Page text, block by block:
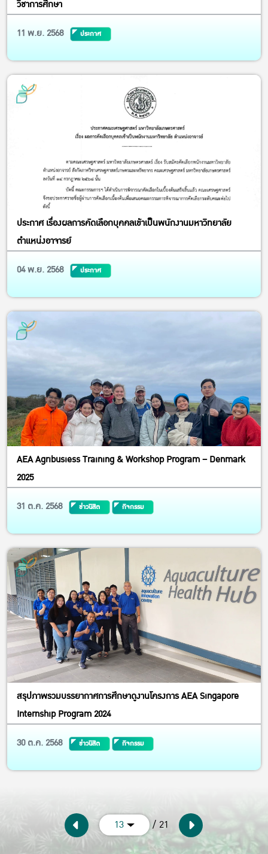
วิชาการศึกษา
11 พ.ย. 2568
ประกาศ
ประกาศ เรื่องผลการคัดเลือกบุคคลเข้าเป็นพนักงานมหาวิทยาลัย
ตำแหน่งอาจารย์
04 พ.ย. 2568
ประกาศ
AEA Agribusiess Training & Workshop Program – Denmark
2025
31 ต.ค. 2568
ข่าวนิสิต กิจกรรม
สรุปภาพรวมบรรยากาศการศึกษาดูงานโครงการ AEA Singapore
Internship Program 2024
30 ต.ค. 2568
ข่าวนิสิต กิจกรรม
13 / 21